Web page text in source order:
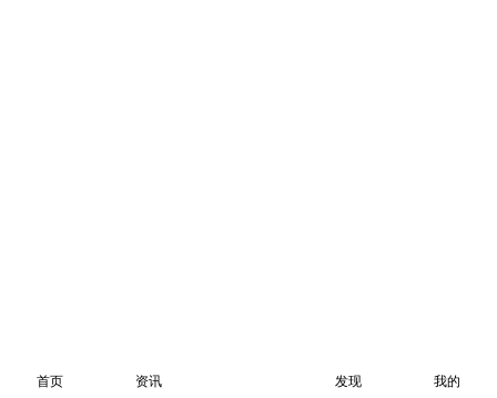
首页 资讯 发现 我的